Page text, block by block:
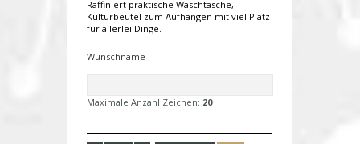
Raffiniert praktische Waschtasche,
Kulturbeutel zum Aufhängen mit viel Platz
für allerlei Dinge.
Wunschname
Maximale Anzahl Zeichen: 20